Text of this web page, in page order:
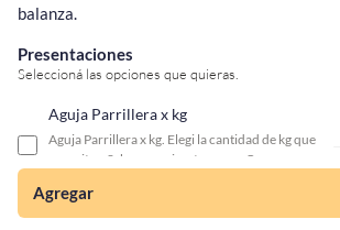
¡Quiero una
tienda así para mi
emprendimiento!
balanza.
Presentaciones
Seleccioná las opciones que quieras.
Aguja Parrillera x kg
Aguja Parrillera x kg. Elegi la cantidad de kg que
necesites. Sabor, precio y ternura ¿Que mas
Agregar